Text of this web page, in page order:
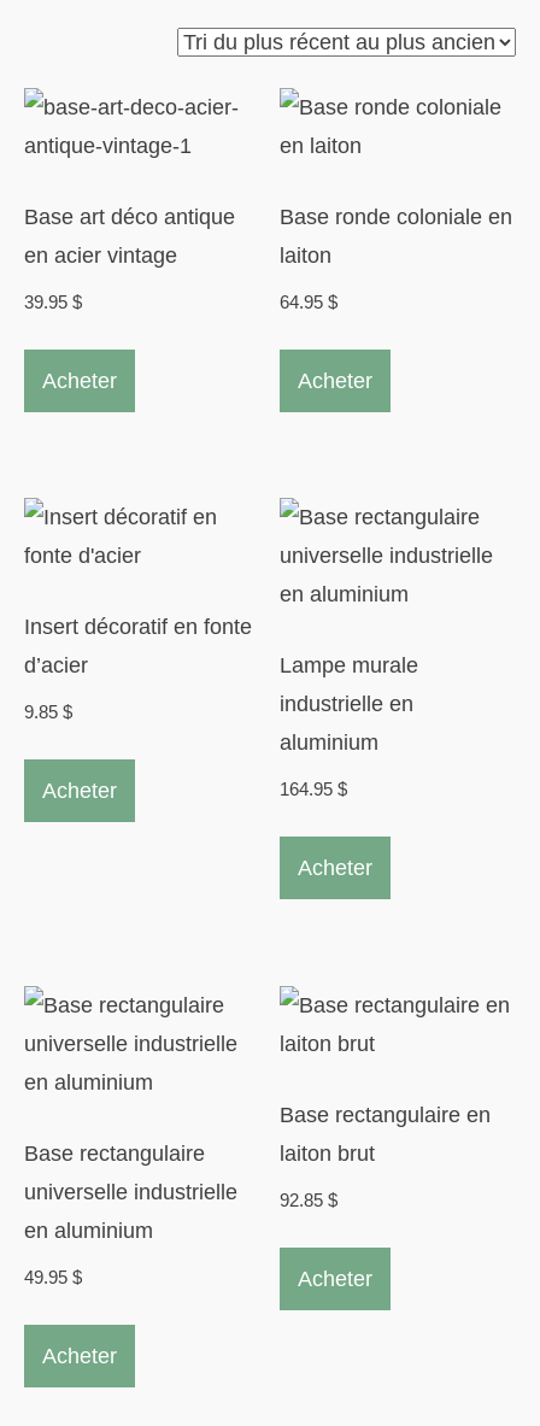
du
plus
récent
ancien
Base art déco antique
en acier vintage
39.95 $
Acheter
Base ronde coloniale en
laiton
64.95$
Acheter
Insert décoratif en fonte
d’acier
9.85 $
Acheter
Lampe murale
industrielle en
aluminium
164.95$
Acheter
Base rectangulaire
universelle industrielle
en aluminium
49.95 $
Acheter
Base rectangulaire en
laiton brut
92.85$
Acheter